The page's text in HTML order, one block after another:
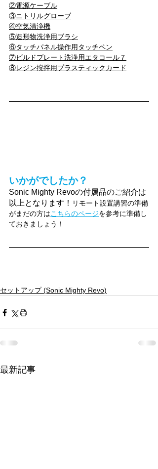
②電源ケーブル
③ニトリルグローブ
④空気清浄機
⑤造形物洗浄用ブラシ
⑥タッチパネル操作用タッチペン
⑦ビルドプレート洗浄用エタコール７
⑧レジン撹拌用プラスティックカード
いかがでしたか？
Sonic Mighty Revoの付属品のご紹介は
以上となります！
リモート設置講習の準備
がまだの方はこちらのページを参考に準備し
ておきましょう！
セットアップ (Sonic Mighty Revo)
最新記事